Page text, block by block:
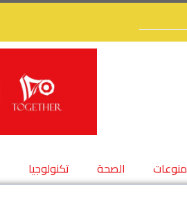
منوعات الصحة تكنولوجيا